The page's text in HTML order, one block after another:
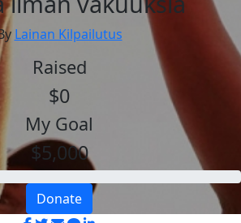
Lainan Kilpailutus
Raised
$0
My Goal
$5,000
Donate